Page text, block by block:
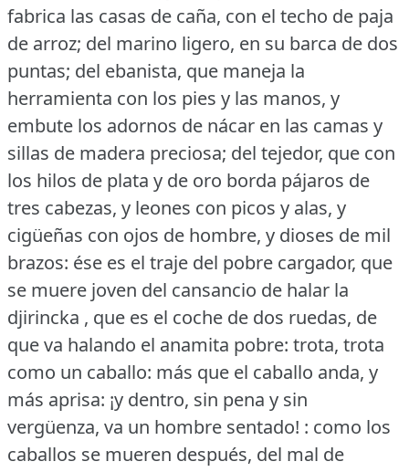
fabrica las casas de caña, con el techo de paja
de arroz; del marino ligero, en su barca de dos
puntas; del ebanista, que maneja la
herramienta con los pies y las manos, y
embute los adornos de nácar en las camas y
sillas de madera preciosa; del tejedor, que con
los hilos de plata y de oro borda pájaros de
tres cabezas, y leones con picos y alas, y
cigüeñas con ojos de hombre, y dioses de mil
brazos: ése es el traje del pobre cargador, que
se muere joven del cansancio de halar la
djirincka , que es el coche de dos ruedas, de
que va halando el anamita pobre: trota, trota
como un caballo: más que el caballo anda, y
más aprisa: ¡y dentro, sin pena y sin
vergüenza, va un hombre sentado! : como los
caballos se mueren después, del mal de